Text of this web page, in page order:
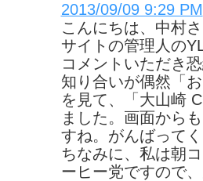
2013/09/09 9:29 PM
こんにちは、中村さ
サイトの管理人のYL
コメントいただき恐
知り合いが偶然「
を見て、「大山崎
ました。画面から
すね。がんばって
ちなみに、私は朝
ーヒー党ですので